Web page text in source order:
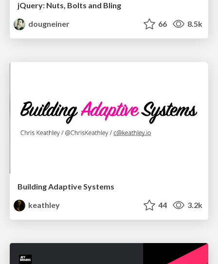
jQuery: Nuts, Bolts and Bling
dougneiner
66 8.5k
Building Adaptive Systems
keathley
44 3.2k